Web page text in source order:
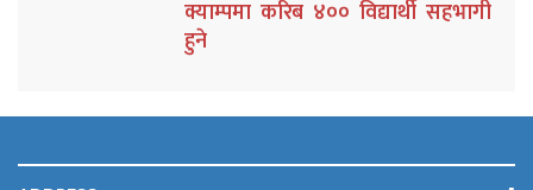
क्याम्पमा करिब ४०० विद्यार्थी सहभागी
हुने